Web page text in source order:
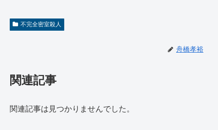
不完全密室殺人
舟橋孝裕
関連記事
関連記事は見つかりませんでした。